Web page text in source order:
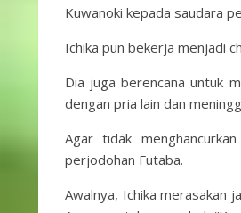
Kuwanoki kepada saudara
Ichika pun bekerja menjadi
Dia juga berencana untuk
dengan pria lain dan
Agar tidak
perjodohan Futaba.
Awalnya, Ichika merasakan